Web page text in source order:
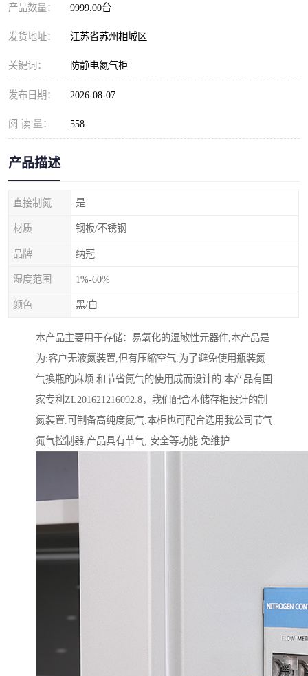
产品数量： 9999.00台
发货地址： 江苏省苏州相城区
关键词： 防静电氮气柜
发布日期： 2026-08-07
阅 读 量： 558
产品描述
直接制氮 是
材质 钢板/不锈钢
品牌 纳冠
湿度范围 1%-60%
颜色 黑/白
本产品主要用于存储：易氧化的湿敏性元器件,本产品是
为:客户无液氮装置,但有压縮空气.为了避免使用瓶装氮
气換瓶的麻烦.和节省氮气的使用成而设计的.本产品有国
家专利ZL201621216092.8，我们配合本储存柜设计的制
氮装置.可制备高纯度氮气.本柜也可配合选用我公司节气
氮气控制器,产品具有节气, 安全等功能.免维护